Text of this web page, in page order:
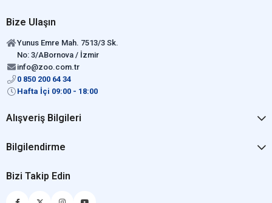
Bize Ulaşın
Yunus Emre Mah. 7513/3 Sk.
No: 3/ABornova / İzmir
info@zoo.com.tr
0 850 200 64 34
Hafta İçi 09:00 - 18:00
Alışveriş Bilgileri
Bilgilendirme
Bizi Takip Edin